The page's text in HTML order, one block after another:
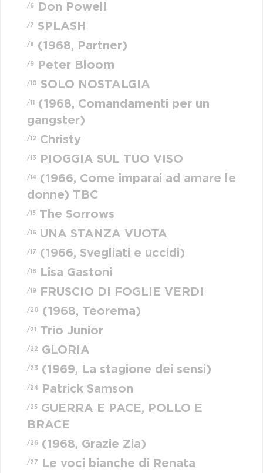
/6 Don Powell
/7 SPLASH
/8 (1968, Partner)
/9 Peter Bloom
/10 SOLO NOSTALGIA
/11
(1968, Comandamenti per un
gangster)
/12 Christy
/13 PIOGGIA SUL TUO VISO
/14
(1966, Come imparai ad amare le
donne) TBC
/15 The Sorrows
/16 UNA STANZA VUOTA
/17 (1966, Svegliati e uccidi)
/18 Lisa Gastoni
/19 FRUSCIO DI FOGLIE VERDI
/20 (1968, Teorema)
/21 Trio Junior
/22 GLORIA
/23 (1969, La stagione dei sensi)
/24 Patrick Samson
/25
GUERRA E PACE, POLLO E
BRACE
/26 (1968, Grazie Zia)
/27
Le voci bianche di Renata